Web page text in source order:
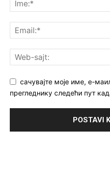
сачувајте моје име, е-
прегледнику следећи пут